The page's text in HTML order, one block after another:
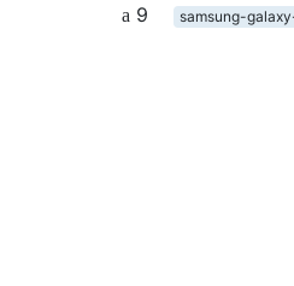
9
samsung-